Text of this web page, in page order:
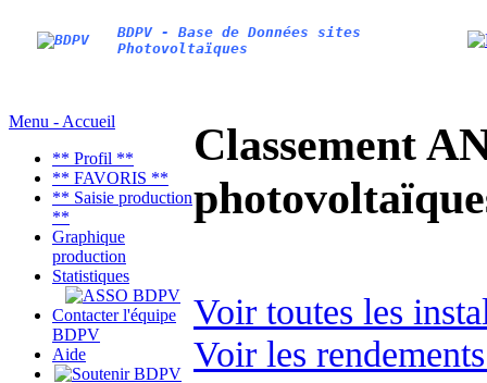
BDPV - Base de Données sites
Photovoltaïques
Menu - Accueil
** Profil **
** FAVORIS **
** Saisie production
**
Graphique
production
Statistiques
Contacter l'équipe
BDPV
Aide
Classement
Voir toutes les
Voir les